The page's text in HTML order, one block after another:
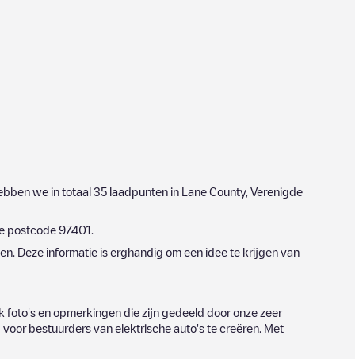
we in totaal 35 laadpunten in Lane County, Verenigde
postcode 97401
Deze informatie is erghandig om een idee te krijgen van
en opmerkingen die zijn gedeeld door onze zeer
bestuurders van elektrische auto's te creëren. Met